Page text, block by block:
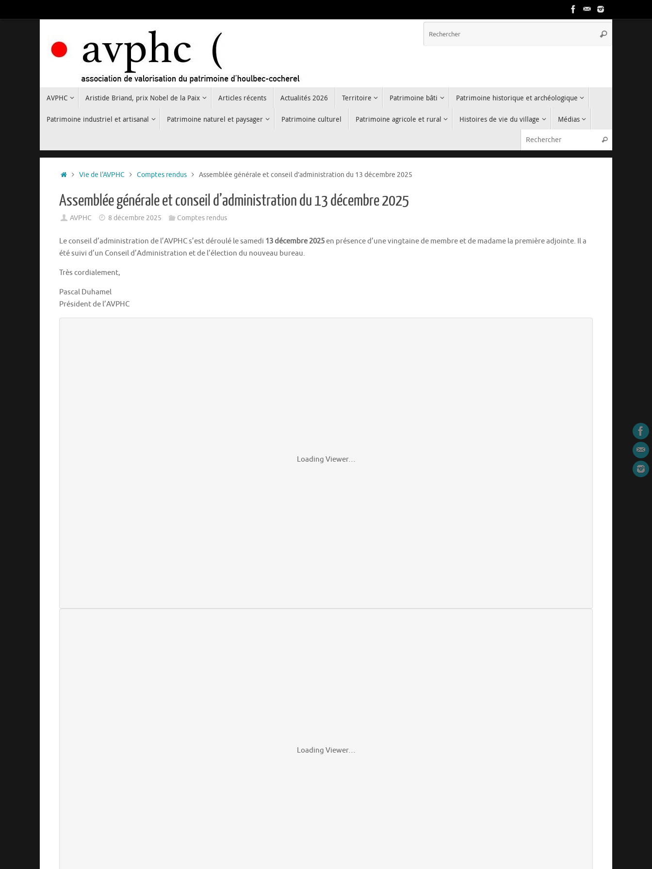
au
Rechercher
AVPHC Aristide Briand, prix Nobel de la Paix Articles récents Actualités 2026 Territoire Patrimoine bâti Patrimoine historique et archéologique
Patrimoine industriel et artisanal Patrimoine naturel et paysager Patrimoine culturel Patrimoine agricole et rural Histoires de vie du village
Médias
Rechercher
Accueil
Vie de l'AVPHC Comptes rendus Assemblée générale et conseil d’administration du 13 décembre 2025
Assemblée générale et conseil d’administration du 13 décembre 2025
AVPHC 8 décembre 2025 Comptes rendus
Le conseil d’administration de l’AVPHC s’est déroulé le samedi 13 décembre 2025en présence d’une vingtaine de membre et de madame la première adjointe. Il a
été suivi d’un Conseil d’Administration et de l’élection du nouveau bureau.
Très cordialement,
Pascal Duhamel
Président de l’AVPHC
Loading Viewer…
Loading Viewer…